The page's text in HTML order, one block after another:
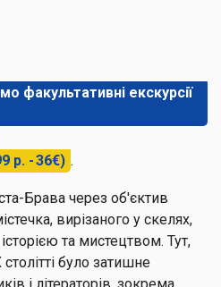
факультативні екскурсії
р. - 36€) .
Брава через об'єктив
вирізаного у скелях,
та мистецтвом. Тут,
було затишне